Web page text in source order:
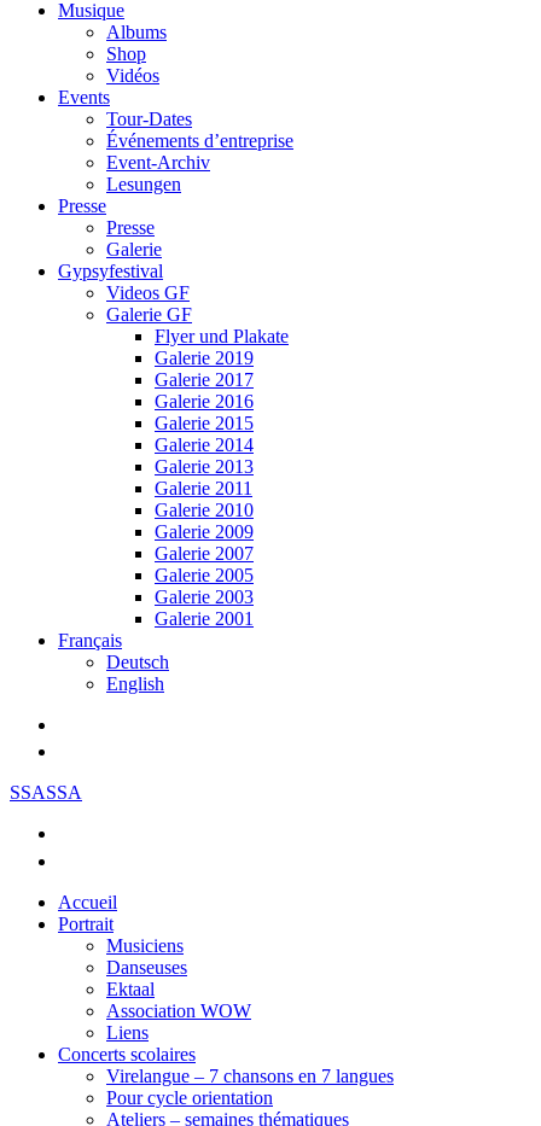
Musique
Albums
Shop
Vidéos
Events
Tour-Dates
Événements d’entreprise
Event-Archiv
Lesungen
Presse
Presse
Galerie
Gypsyfestival
Videos GF
Galerie GF
Flyer und Plakate
Galerie 2019
Galerie 2017
Galerie 2016
Galerie 2015
Galerie 2014
Galerie 2013
Galerie 2011
Galerie 2010
Galerie 2009
Galerie 2007
Galerie 2005
Galerie 2003
Galerie 2001
Français
Deutsch
English
SSASSA
Accueil
Portrait
Musiciens
Danseuses
Ektaal
Association WOW
Liens
Concerts scolaires
Virelangue – 7 chansons en 7 langues
Pour cycle orientation
Ateliers – semaines thématiques